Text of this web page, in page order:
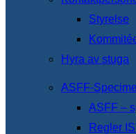
Styrelse
Hyra av stuga
ASFF-
ASFF –
Regler